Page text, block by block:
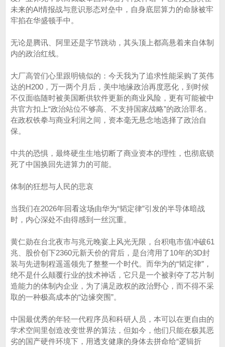
未来的AI情报战与意识形态对垒中，自身底层算力的命脉被牢
牢掐在华盛顿手中。
无论是腾讯、阿里还是字节跳动，其头顶上都高悬着来自体制
内的政治红线。
大厂高管们心里跟明镜似的：今天我为了追求性能采购了英伟
达的H200，万一两个月后，美中地缘政治再度恶化，到时候
不仅面临随时被美国断供软件更新的商业风险，更有可能被中
共官方扣上“政治站位不够高、不支持国家战略”的政治罪名。
在政权铁拳与商业利润之间，资本毫无悬念地选择了政治自
保。
中共的恐惧，最终硬生生地切断了商业资本的理性，也彻底锁
死了中国换回先进算力的可能。
体制的狂想与人民的悲哀
当我们在2026年回看这场由华为“韬定律”引发的半导体暗战
时，内心深处不由得感到一丝沉重。
黄仁勋在台北夜市与兆元晚宴上风光无限，台积电市值冲破61
兆、股价创下2360元新天价的背后，是台湾用了10年的3D封
装与先进制程遥遥领先了整整一个时代。而华为的“韬定律”，
绝不是什么颠覆行业的技术神话，它只是一个被剥夺了芯片制
造能力的体制内企业，为了满足政权的政治野心，而不得不采
取的一种极高成本的“边缘突围”。
中国最优秀的年轻一代程序员和科研人员，本可以在更自由的
学术空间里创造改变世界的算法，但如今，他们只能在极其恶
劣的国产硬件环境下，用透支健康的身体去拼命给“逻辑折